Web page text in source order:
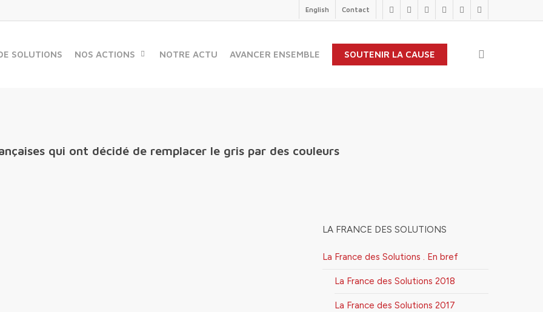
twitterfacebooklinkedinyoutubeinstagram
flickr
English Contact
SOLUTIONS NOS ACTIONS NOTRE ACTU AVANCER ENSEMBLE SOUTENIR LA CAUSE
qui ont décidé de remplacer le gris par des couleurs
LA FRANCE DES SOLUTIONS
La France des Solutions . En bref
La France des Solutions 2018
La France des Solutions 2017